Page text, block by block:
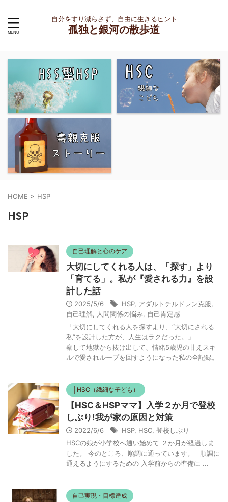
自分をすり減らさず、自由に生きるヒント
孤独と銀河の散歩道
HOME > HSP
HSP
自己理解と心のケア
大切にしてくれる人は、「探す」より
「育てる」。私が『愛される力』を設
計した話
2025/5/6 HSP, アダルトチルドレン克服
自己理解
人間関係の悩み
自己肯定感
「大切にしてくれる人を探すより、“大切にされる
私”を設計した方が、人生はラクだった。」
察して地獄から抜け出して、情緒5歳児の甘えスキ
ルで愛されループを回すようになった私の全記録。
├HSC（繊細な子ども）
【HSC＆HSPママ】入学２か月で登校
しぶり!我が家の原因と対策
2022/6/6 HSP, HSC 登校しぶり
HSCの娘が小学校へ通い始めて ２か月が経過しま
した。 今のところ、順調に通っています。 順調に
通えるようにするための 入学前からの準備に ...
自己実現・目標達成